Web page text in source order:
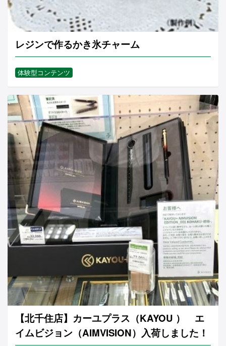
レジンで作るかき氷チャーム
体験型コンテンツ
【北千住店】カーユプラス（KAYOU ） エ
イムビジョン（AIMVISION）入荷しました！